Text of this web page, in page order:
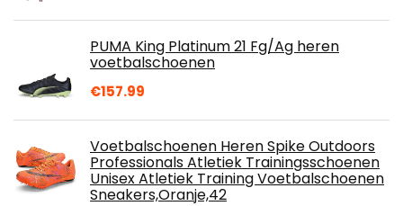
PUMA King Platinum 21 Fg/Ag heren
voetbalschoenen
€157.99
Voetbalschoenen Heren Spike Outdoors
Professionals Atletiek Trainingsschoenen
Unisex Atletiek Training Voetbalschoenen
Sneakers,Oranje,42